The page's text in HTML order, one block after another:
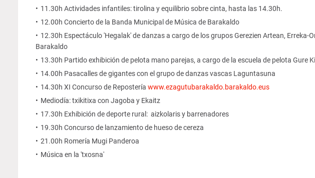
11.30h Actividades infantiles: tirolina y equilibrio sobre cinta, hasta las 14.30h.
12.00h Concierto de la Banda Municipal de Música de Barakaldo
12.30h Espectáculo 'Hegalak' de danzas a cargo de los grupos Gerezien Artean, Erreka-
Barakaldo
13.30h Partido exhibición de pelota mano parejas, a cargo de la escuela de pelota Gure
14.00h Pasacalles de gigantes con el grupo de danzas vascas Laguntasuna
14.30h XI Concurso de Repostería www.ezagutubarakaldo.barakaldo.eus
Mediodía: txikitixa con Jagoba y Ekaitz
17.30h Exhibición de deporte rural: aizkolaris y barrenadores
19.30h Concurso de lanzamiento de hueso de cereza
21.00h Romería Mugi Panderoa
Música en la 'txosna'